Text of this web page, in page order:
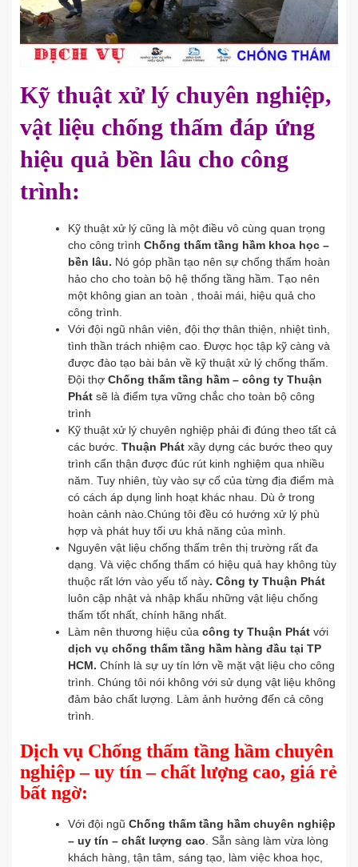
Kỹ thuật xử lý chuyên nghiệp,
vật liệu chống thấm đáp ứng
hiệu quả bền lâu cho công
trình:
Kỹ thuật xử lý cũng là một điều vô cùng quan trọng
cho công trình Chống thấm tầng hầm khoa học –
bền lâu. Nó góp phần tạo nên sự chống thấm hoàn
hảo cho cho toàn bộ hệ thống tầng hầm. Tạo nên
một không gian an toàn , thoải mái, hiệu quả cho
công trình.
Với đội ngũ nhân viên, đội thợ thân thiện, nhiệt tình,
tình thần trách nhiệm cao. Được học tập kỹ càng và
được đào tạo bài bản về kỹ thuật xử lý chống thấm.
Đội thợ Chống thấm tầng hầm – công ty Thuận
Phát sẽ là điểm tựa vững chắc cho toàn bộ công
trình
Kỹ thuật xử lý chuyên nghiệp phải đi đúng theo tất cả
các bước. Thuận Phát xây dựng các bước theo quy
trình cẩn thận được đúc rút kinh nghiệm qua nhiều
năm. Tuy nhiên, tùy vào sự cố của từng địa điểm mà
có cách áp dụng linh hoạt khác nhau. Dù ở trong
hoàn cảnh nào.Chúng tôi đều có hướng xử lý phù
hợp và phát huy tối ưu khả năng của mình.
Nguyên vật liệu chống thấm trên thị trường rất đa
dạng. Và việc chống thấm có hiệu quả hay không tùy
thuộc rất lớn vào yếu tố này. Công ty Thuận Phát
luôn cập nhật và nhập khẩu những vật liệu chống
thấm tốt nhất, chính hãng nhất.
Làm nên thương hiệu của công ty Thuận Phát với
dịch vụ chống thấm tầng hầm hàng đầu tại TP
HCM. Chính là sự uy tín lớn về mặt vật liệu cho công
trình. Chúng tôi nói không với sử dụng vật liệu không
đảm bảo chất lượng. Làm ảnh hưởng đến cả công
trình.
Dịch vụ Chống thấm tầng hầm chuyên
nghiệp – uy tín – chất lượng cao, giá rẻ
bất ngờ:
Với đội ngũ Chống thấm tầng hầm chuyên nghiệp
– uy tín – chất lượng cao . Sẵn sàng làm vừa lòng
khách hàng, tận tâm, sáng tạo, làm việc khoa học,